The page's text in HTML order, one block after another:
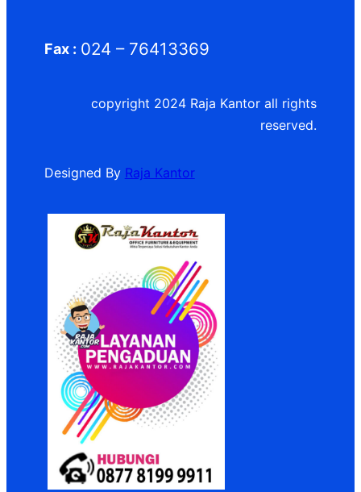
Fax : 024 – 76413369
copyright 2024 Raja Kantor all rights
reserved.
Designed By Raja Kantor